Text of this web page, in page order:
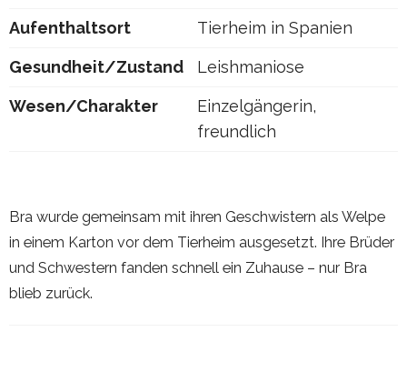
Aufenthaltsort Tierheim in Spanien
Gesundheit/Zustand Leishmaniose
Wesen/Charakter
Einzelgängerin,
freundlich
Bra wurde gemeinsam mit ihren Geschwistern als Welpe
in einem Karton vor dem Tierheim ausgesetzt. Ihre Brüder
und Schwestern fanden schnell ein Zuhause – nur Bra
blieb zurück.